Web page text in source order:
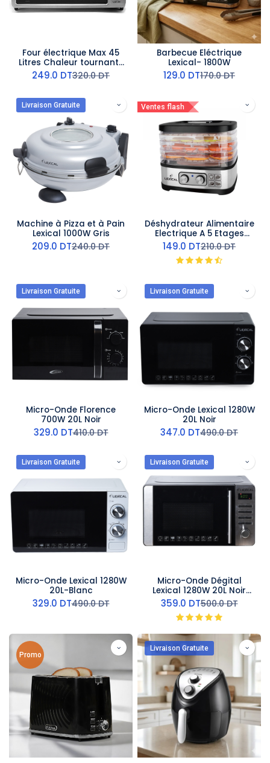
Four électrique Max 45
Litres Chaleur tournante
STAR ONE 1800W Noir
249.0 DT320.0DT
Barbecue Eléctrique
Lexical- 1800W
129.0 DT170.0DT
Livraison Gratuite
Machine à Pizza et à Pain
Lexical 1000W Gris
209.0 DT240.0DT
Ventes flash
Déshydrateur Alimentaire
Electrique A 5 Etages
Lexical 240W
149.0 DT210.0DT
Livraison Gratuite
Micro-Onde Florence
700W 20L Noir
329.0 DT410.0DT
Livraison Gratuite
Micro-Onde Lexical 1280W
20L Noir
347.0 DT490.0DT
Livraison Gratuite
Micro-Onde Lexical 1280W
20L-Blanc
329.0 DT490.0DT
Livraison Gratuite
Micro-Onde Dégital
Lexical 1280W 20L Noir
Silver
359.0 DT500.0DT
Promo
Livraison Gratuite